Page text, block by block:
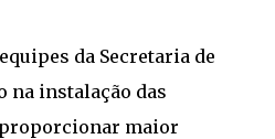
da Secretaria de
na instalação das
maior